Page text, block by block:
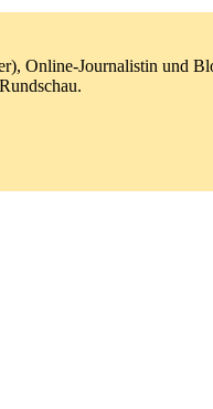
Online-Journalistin und